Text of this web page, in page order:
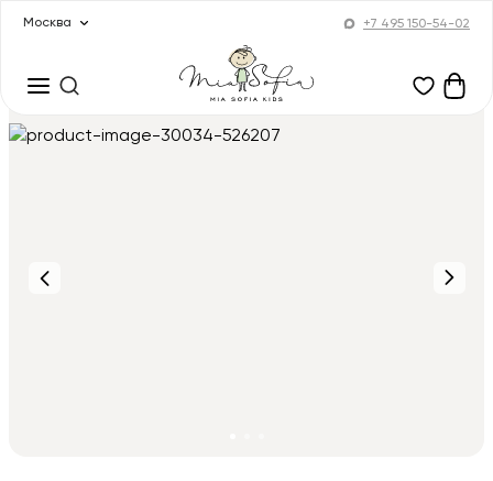
Москва +7 495 150-54-02